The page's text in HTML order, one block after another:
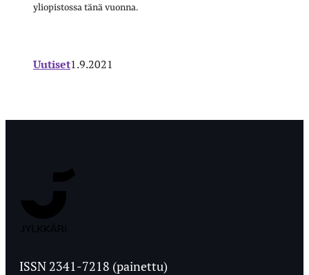
yliopistossa tänä vuonna.
Uutiset1.9.2021
Ylioppilaslehti
ISSN 2341-7218 (painettu)